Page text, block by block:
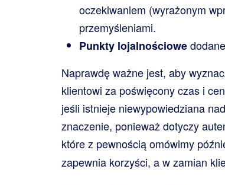
oczekiwaniem (wyrażonym
przemyśleniami.
Punkty lojalnościowe
Naprawdę ważne jest, aby
klientowi za poświęcony czas i
jeśli istnieje niewypowiedziana
znaczenie, ponieważ dotyczy
które z pewnością omówimy
zapewnia korzyści, a w zamian